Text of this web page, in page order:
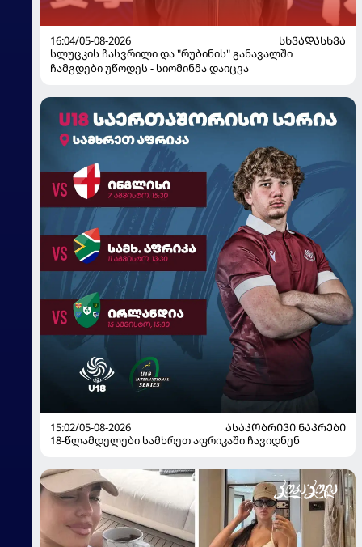
16:04/05-08-2026
ᲡᲮᲕᲐᲓᲐᲡᲮᲕᲐ
სლუცკის ჩასვრილი და "რუბინის" განავალში
ჩამგდები უწოდეს - სიომინმა დაიცვა
15:02/05-08-2026
ᲐᲡᲐᲙᲝᲑᲠᲘᲕᲘ ᲜᲐᲙᲠᲔᲑᲘ
18-წლამდელები სამხრეთ აფრიკაში ჩავიდნენ